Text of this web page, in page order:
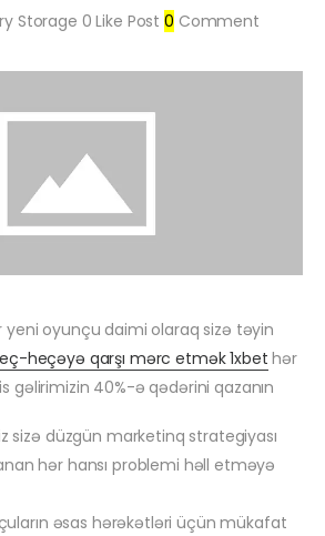
Storage 0 Like Post 0 Comment
yeni oyunçu daimi olaraq sizə təyin
heçəyə qarşı mərc etmək 1xbet hər
gəlirimizin 40%-ə qədərini qazanın
sizə düzgün marketinq strategiyası
hər hansı problemi həll etməyə
əsas hərəkətləri üçün mükafat